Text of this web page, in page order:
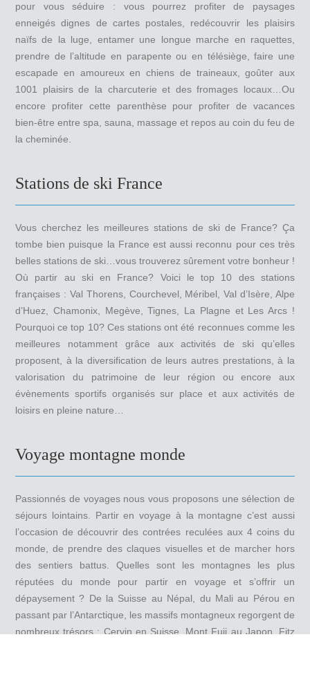
pour vous séduire : vous pourrez profiter de paysages
enneigés dignes de cartes postales, redécouvrir les plaisirs
naïfs de la luge, entamer une longue marche en raquettes,
prendre de l’altitude en parapente ou en télésiège, faire une
escapade en amoureux en chiens de traineaux, goûter aux
1001 plaisirs de la charcuterie et des fromages locaux…Ou
encore profiter cette parenthèse pour profiter de vacances
bien-être entre spa, sauna, massage et repos au coin du feu de
la cheminée.
Stations de ski France
Vous cherchez les meilleures stations de ski de France? Ça
tombe bien puisque la France est aussi reconnu pour ces très
belles stations de ski…vous trouverez sûrement votre bonheur !
Où partir au ski en France? Voici le top 10 des stations
françaises : Val Thorens, Courchevel, Méribel, Val d’Isère, Alpe
d’Huez, Chamonix, Megève, Tignes, La Plagne et Les Arcs !
Pourquoi ce top 10? Ces stations ont été reconnues comme les
meilleures notamment grâce aux activités de ski qu’elles
proposent, à la diversification de leurs autres prestations, à la
valorisation du patrimoine de leur région ou encore aux
évènements sportifs organisés sur place et aux activités de
loisirs en pleine nature…
Voyage montagne monde
Passionnés de voyages nous vous proposons une sélection de
séjours lointains. Partir en voyage à la montagne c’est aussi
l’occasion de découvrir des contrées reculées aux 4 coins du
monde, de prendre des claques visuelles et de marcher hors
des sentiers battus. Quelles sont les montagnes les plus
réputées du monde pour partir en voyage et s’offrir un
dépaysement ? De la Suisse au Népal, du Mali au Pérou en
passant par l’Antarctique, les massifs montagneux regorgent de
nombreux trésors : Cervin en Suisse, Mont Fuji au Japon, Fitz